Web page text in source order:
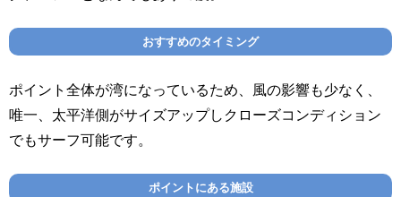
おすすめのタイミング
ポイント全体が湾になっているため、風の影響も少なく、
唯一、太平洋側がサイズアップしクローズコンディション
でもサーフ可能です。
ポイントにある施設